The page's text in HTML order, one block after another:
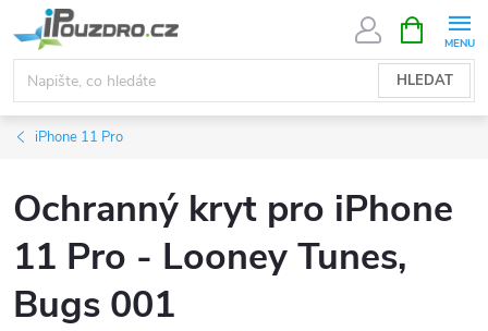
na
obsah
HLEDAT
NÁKUPNÍ
KOŠÍK
iPhone 11 Pro
Ochranný kryt pro iPhone
11 Pro - Looney Tunes,
Bugs 001